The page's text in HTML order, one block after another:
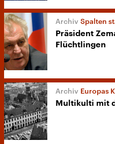
Spalten
Präsident
Flüchtlingen
Europas
Multikulti mit